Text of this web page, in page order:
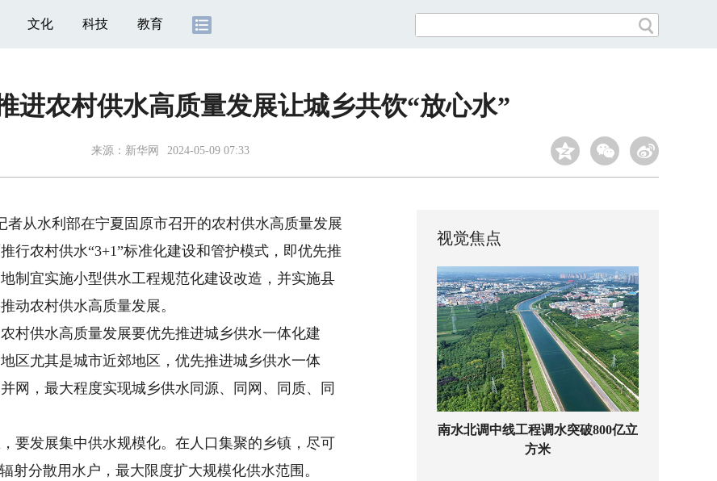
文化 科技 教育
进农村供水高质量发展让城乡共饮“放心水”
来源： 新华网 2024-05-09 07:33
从水利部在宁夏固原市召开的农村供水高质量发展
行农村供水“3+1”标准化建设和管护模式，即优先推
制宜实施小型供水工程规范化建设改造，并实施县
动农村供水高质量发展。
供水高质量发展要优先推进城乡供水一体化建
区尤其是城市近郊地区，优先推进城乡供水一体
网，最大程度实现城乡供水同源、同网、同质、同
发展集中供水规模化。在人口集聚的乡镇，尽可
射分散用水户，最大限度扩大规模化供水范围。
视觉焦点
南水北调中线工程调水突破800亿立
方米